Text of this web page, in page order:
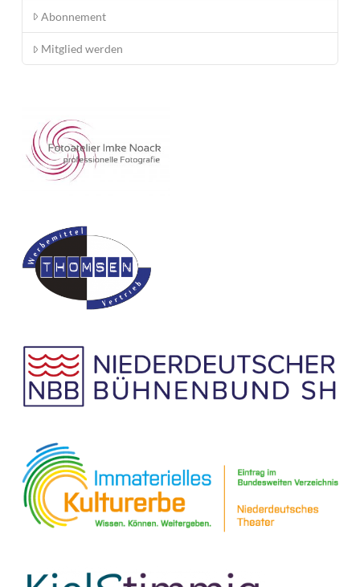
Abonnement
Mitglied werden